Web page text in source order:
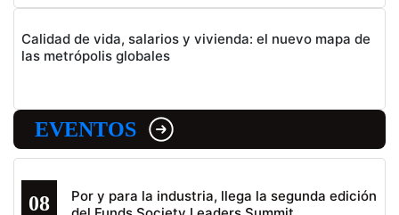
Calidad de vida, salarios y vivienda: el nuevo mapa de
las metrópolis globales
EVENTOS
08
Por y para la industria, llega la segunda edición